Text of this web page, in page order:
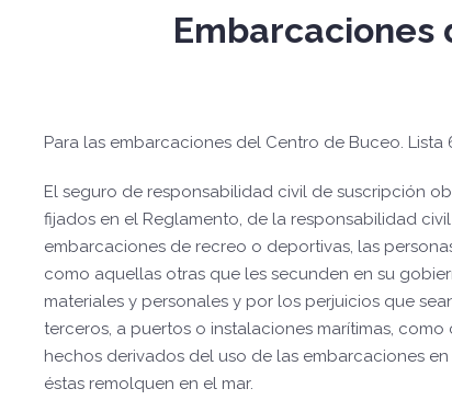
Embarcaciones
Para las embarcaciones del Centro de Buceo. Lista
El seguro de responsabilidad civil de suscripción
fijados en el Reglamento, de la responsabilidad
embarcaciones de recreo o deportivas, las
como aquellas otras que les secunden en su
materiales y personales y por los perjuicios que
terceros, a puertos o instalaciones marítimas,
hechos derivados del uso de las embarcaciones
éstas remolquen en el mar.